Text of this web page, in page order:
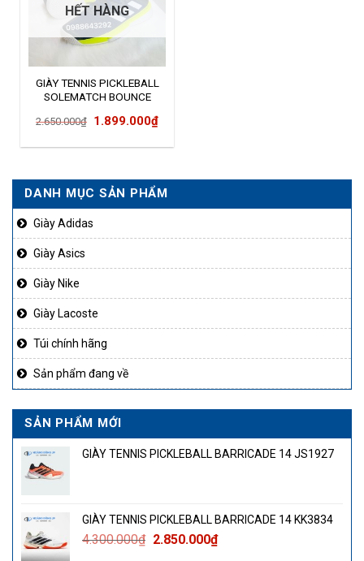
HẾT HÀNG
GIÀY TENNIS PICKLEBALL
SOLEMATCH BOUNCE
2.650.000₫ Giá
2.650.000₫.
1.899.000₫Giá
là:
1.899.000₫.
DANH MỤC SẢN PHẨM
Giày Adidas
Giày Asics
Giày Nike
Giày Lacoste
Túi chính hãng
Sản phẩm đang về
SẢN PHẨM MỚI
GIÀY TENNIS PICKLEBALL BARRICADE 14 JS1927
GIÀY TENNIS PICKLEBALL BARRICADE 14 KK3834
4.300.000₫ Giá
2.850.000₫Giá